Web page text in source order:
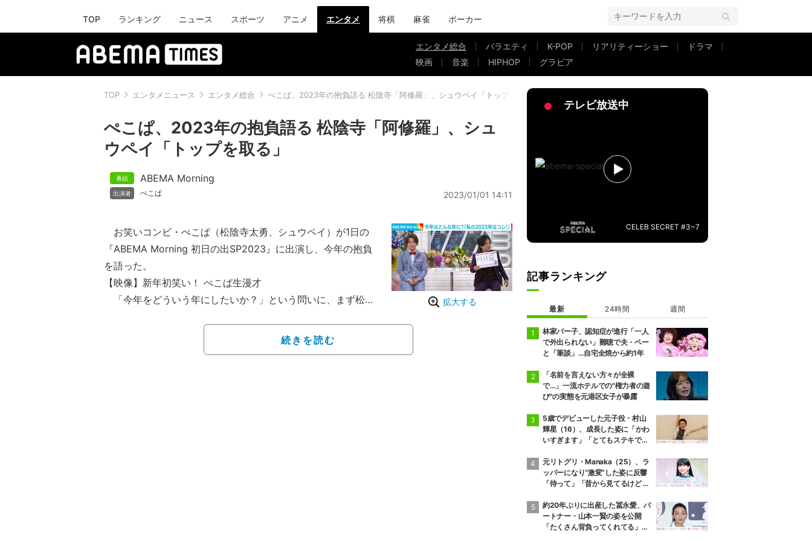
TOP ランキング ニュース スポーツ アニメ エンタメ 将棋 麻雀 ポーカー
エンタメ総合 バラエティ K-POP リアリティーショー
ドラマ
映画
音楽 HIPHOP グラビア
TOP エンタメニュース エンタメ総合 ぺこぱ、2023年の抱負語る 松陰寺「阿修羅」、シュウペイ「トップを取る」
ぺこぱ、2023年の抱負語る 松陰寺「阿修羅」、シュ
ウペイ「トップを取る」
ABEMA Morning
ぺこぱ 2023/01/01 14:11
拡大する
お笑いコンビ・ぺこぱ（松陰寺太勇、シュウペイ）が1日の
『ABEMA Morning 初日の出SP2023』に出演し、今年の抱負
を語った。
【映像】新年初笑い！ ぺこぱ生漫才
「今年をどういう年にしたいか？」という問いに、まず松陰
い、そしてしっかりつかんでいくんだという。実際、阿修羅っ
てそういう意味があるので」と説明する。
続きを読む
テレビ放送中
CELEB SECRET #3~7
記事ランキング
最新 24時間 週間
林家パー子、認知症が進行「一人
で外出られない」難聴で夫・ペー
と「筆談」…自宅全焼から約1年
「名前を言えない方々が全裸
で…」一流ホテルでの"権力者の遊
び"の実態を元港区女子が暴露
5歳でデビューした元子役・村山
輝星（16）、成長した姿に「かわ
いすぎます」「とてもステキで
元リトグリ・Manaka（25）、ラ
ッパーになり“激変”した姿に反響
「待って」「昔から見てるけど 最
約20年ぶりに出産した冨永愛、パ
ートナー・山本一賢の姿を公開
「たくさん背負ってくれてる」感